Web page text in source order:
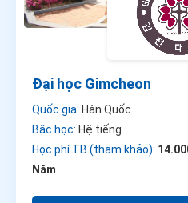
Đại học Gimcheon
Quốc gia: Hàn Quốc
Bậc học: Hệ tiếng
Học phí TB (tham khảo):
Năm